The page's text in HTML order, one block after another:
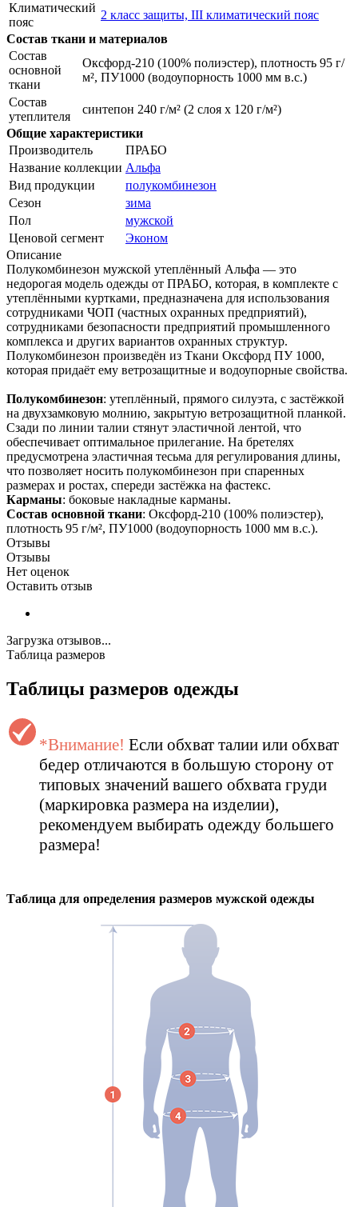
Климатический
пояс
2 класс защиты, III климатический пояс
Состав ткани и материалов
Состав
основной
ткани
Оксфорд-210 (100% полиэстер), плотность 95 г/
м², ПУ1000 (водоупорность 1000 мм в.с.)
Состав
утеплителя
синтепон 240 г/м² (2 слоя х 120 г/м²)
Общие характеристики
Производитель
ПРАБО
Название коллекции Альфа
Вид продукции
полукомбинезон
Сезон
зима
Пол
мужской
Ценовой сегмент
Эконом
Описание
Полукомбинезон мужской утеплённый Альфа — это
недорогая модель одежды от ПРАБО, которая, в комплекте с
утеплёнными куртками, предназначена для использования
сотрудниками ЧОП (частных охранных предприятий),
сотрудниками безопасности предприятий промышленного
комплекса и других вариантов охранных структур.
Полукомбинезон произведён из Ткани Оксфорд ПУ 1000,
которая придаёт ему ветрозащитные и водоупорные свойства.
Полукомбинезон: утеплённый, прямого силуэта, с застёжкой
на двухзамковую молнию, закрытую ветрозащитной планкой.
Сзади по линии талии стянут эластичной лентой, что
обеспечивает оптимальное прилегание. На бретелях
предусмотрена эластичная тесьма для регулирования длины,
что позволяет носить полукомбинезон при спаренных
размерах и ростах, спереди застёжка на фастекс.
Карманы: боковые накладные карманы.
Состав основной ткани: Оксфорд-210 (100% полиэстер),
плотность 95 г/м², ПУ1000 (водоупорность 1000 мм в.с.).
Отзывы
Отзывы
Нет оценок
Оставить отзыв
Загрузка отзывов...
Таблица размеров
Таблицы размеров одежды
*Внимание! Если обхват талии или обхват
бедер отличаются в большую сторону от
типовых значений вашего обхвата груди
(маркировка размера на изделии),
рекомендуем выбирать одежду большего
размера!
Таблица для определения размеров мужской одежды